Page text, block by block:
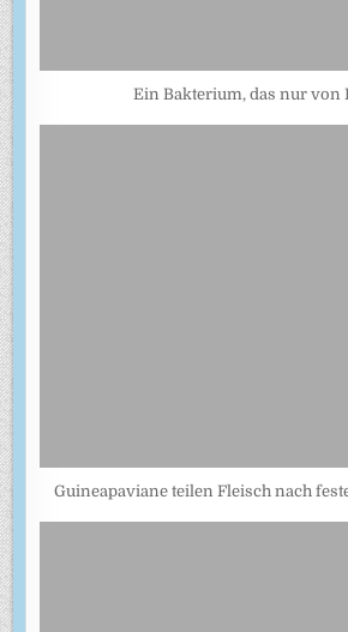
Ein Bakterium, das nur von
Guineapaviane teilen Fleisch nach